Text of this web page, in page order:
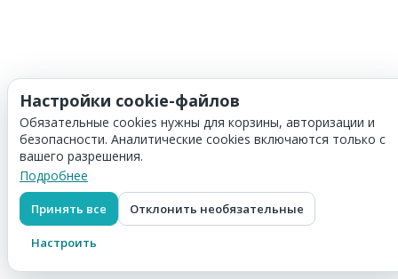
Настройки cookie-файлов
Обязательные cookies нужны для корзины, авторизации и
безопасности. Аналитические cookies включаются только с
вашего разрешения.
Подробнее
Принять все Отклонить необязательные
Настроить